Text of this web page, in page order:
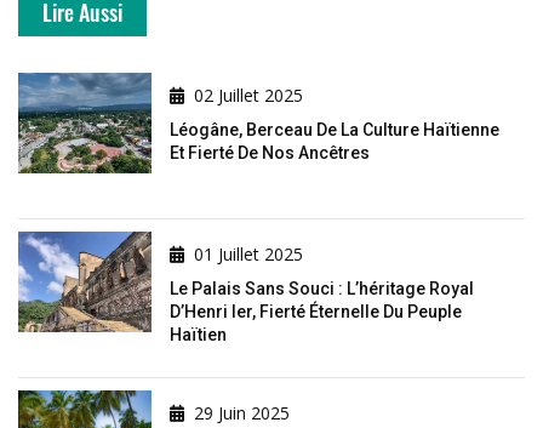
Lire Aussi
02 Juillet 2025
Léogâne, Berceau De La Culture Haïtienne
Et Fierté De Nos Ancêtres
01 Juillet 2025
Le Palais Sans Souci : L’héritage Royal
D’Henri Ier, Fierté Éternelle Du Peuple
Haïtien
29 Juin 2025